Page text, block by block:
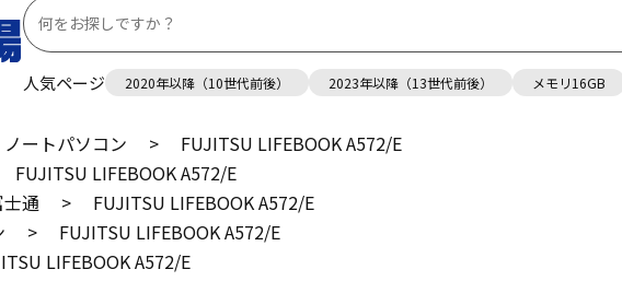
人気ページ 2020年以降（10世代前後） 2023年以降（13世代前後） メモリ16GB
ノートパソコン >
FUJITSU LIFEBOOK A572/E
FUJITSU LIFEBOOK A572/E
士通 >
FUJITSU LIFEBOOK A572/E
>
FUJITSU LIFEBOOK A572/E
LIFEBOOK A572/E